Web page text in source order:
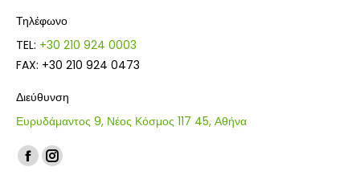
Τηλέφωνο
TEL: +30 210 924 0003
FAX: +30 210 924 0473
Διεύθυνση
Ευρυδάμαντος 9, Νέος Κόσμος 117 45, Αθήνα
Find us on:
FacebookInstagram